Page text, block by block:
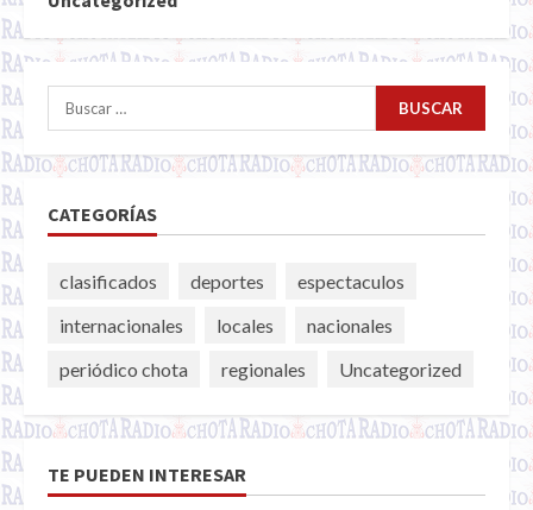
Buscar:
CATEGORÍAS
clasificados deportes
espectaculos
internacionales
locales
nacionales
periódico chota
regionales Uncategorized
TE PUEDEN INTERESAR